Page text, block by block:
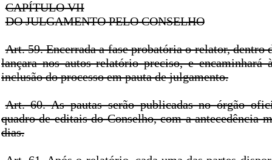
CAPÍTULO VII
DO JULGAMENTO PELO CONSELHO
Art. 59. Encerrada a fase probatória o relator, dentro
lançara nos autos relatório preciso, e encaminhará
inclusão do processo em pauta de julgamento.
Art. 60. As pautas serão publicadas no órgão
quadro de editais do Conselho, com a antecedência
dias.